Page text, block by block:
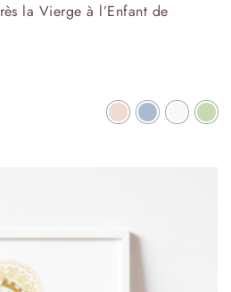
la Vierge à l’Enfant de